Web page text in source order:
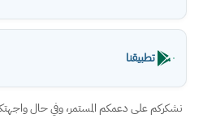
تطبيقنا
نشكركم على دعمكم المستمر، وفي حال